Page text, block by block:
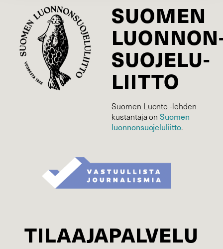
SUOMEN
SUOJELU­
LIITTO
Suomen Luonto -lehden
kustantaja onSuomen
luonnonsuojelu­liitto.
TILAAJAPALVELU